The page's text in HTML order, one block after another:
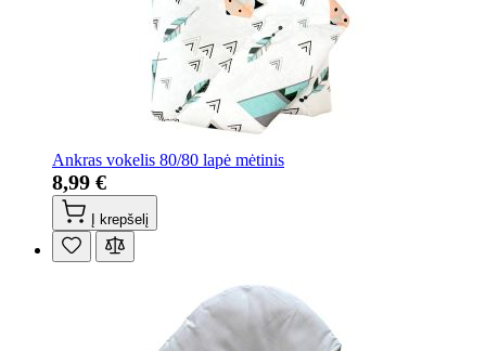
Ankras vokelis 80/80 lapė mėtinis
8,99 €
Į krepšelį